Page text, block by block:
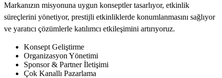
Markanızın misyonuna uygun konseptler tasarlıyor, etkinlik
süreçlerini yönetiyor, prestijli etkinliklerde konumlanmasını sağlıyor
ve yaratıcı çözümlerle katılımcı etkileşimini artırıyoruz.
Konsept Geliştirme
Organizasyon Yönetimi
Sponsor & Partner İletişimi
Çok Kanallı Pazarlama